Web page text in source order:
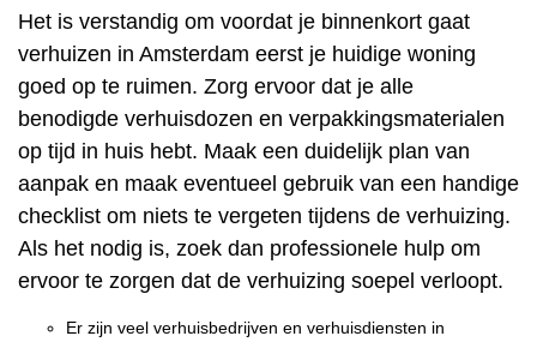
Het is verstandig om voordat je binnenkort gaat
verhuizen in Amsterdam eerst je huidige woning
goed op te ruimen. Zorg ervoor dat je alle
benodigde verhuisdozen en verpakkingsmaterialen
op tijd in huis hebt. Maak een duidelijk plan van
aanpak en maak eventueel gebruik van een handige
checklist om niets te vergeten tijdens de verhuizing.
Als het nodig is, zoek dan professionele hulp om
ervoor te zorgen dat de verhuizing soepel verloopt.
Er zijn veel verhuisbedrijven en verhuisdiensten in